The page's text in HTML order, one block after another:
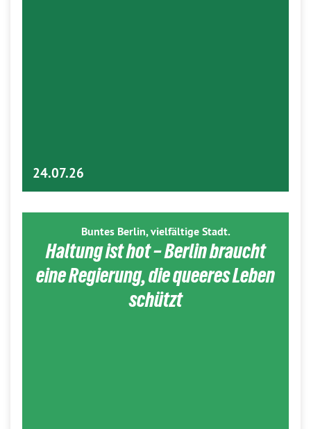
24.07.26
Buntes Berlin, vielfältige Stadt.
Haltung ist hot – Berlin braucht
eine Regierung, die queeres Leben
schützt